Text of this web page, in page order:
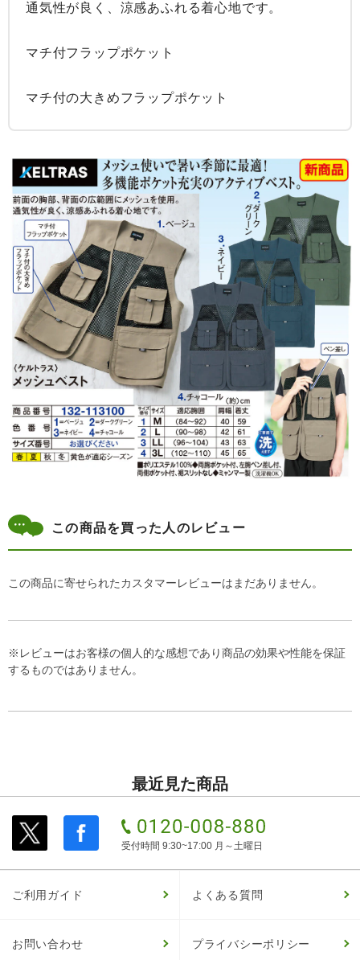
通気性が良く、涼感あふれる着心地です。
マチ付フラップポケット
マチ付の大きめフラップポケット
この商品を買った人のレビュー
この商品に寄せられたカスタマーレビューはまだありません。
※レビューはお客様の個人的な感想であり商品の効果や性能を保証
するものではありません。
最近見た商品
受付時間 9:30~17:00 月～土曜日
ご利用ガイド よくある質問
お問い合わせ プライバシーポリシー